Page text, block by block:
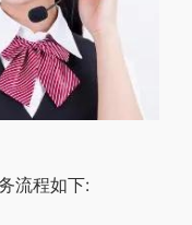
流程如下: